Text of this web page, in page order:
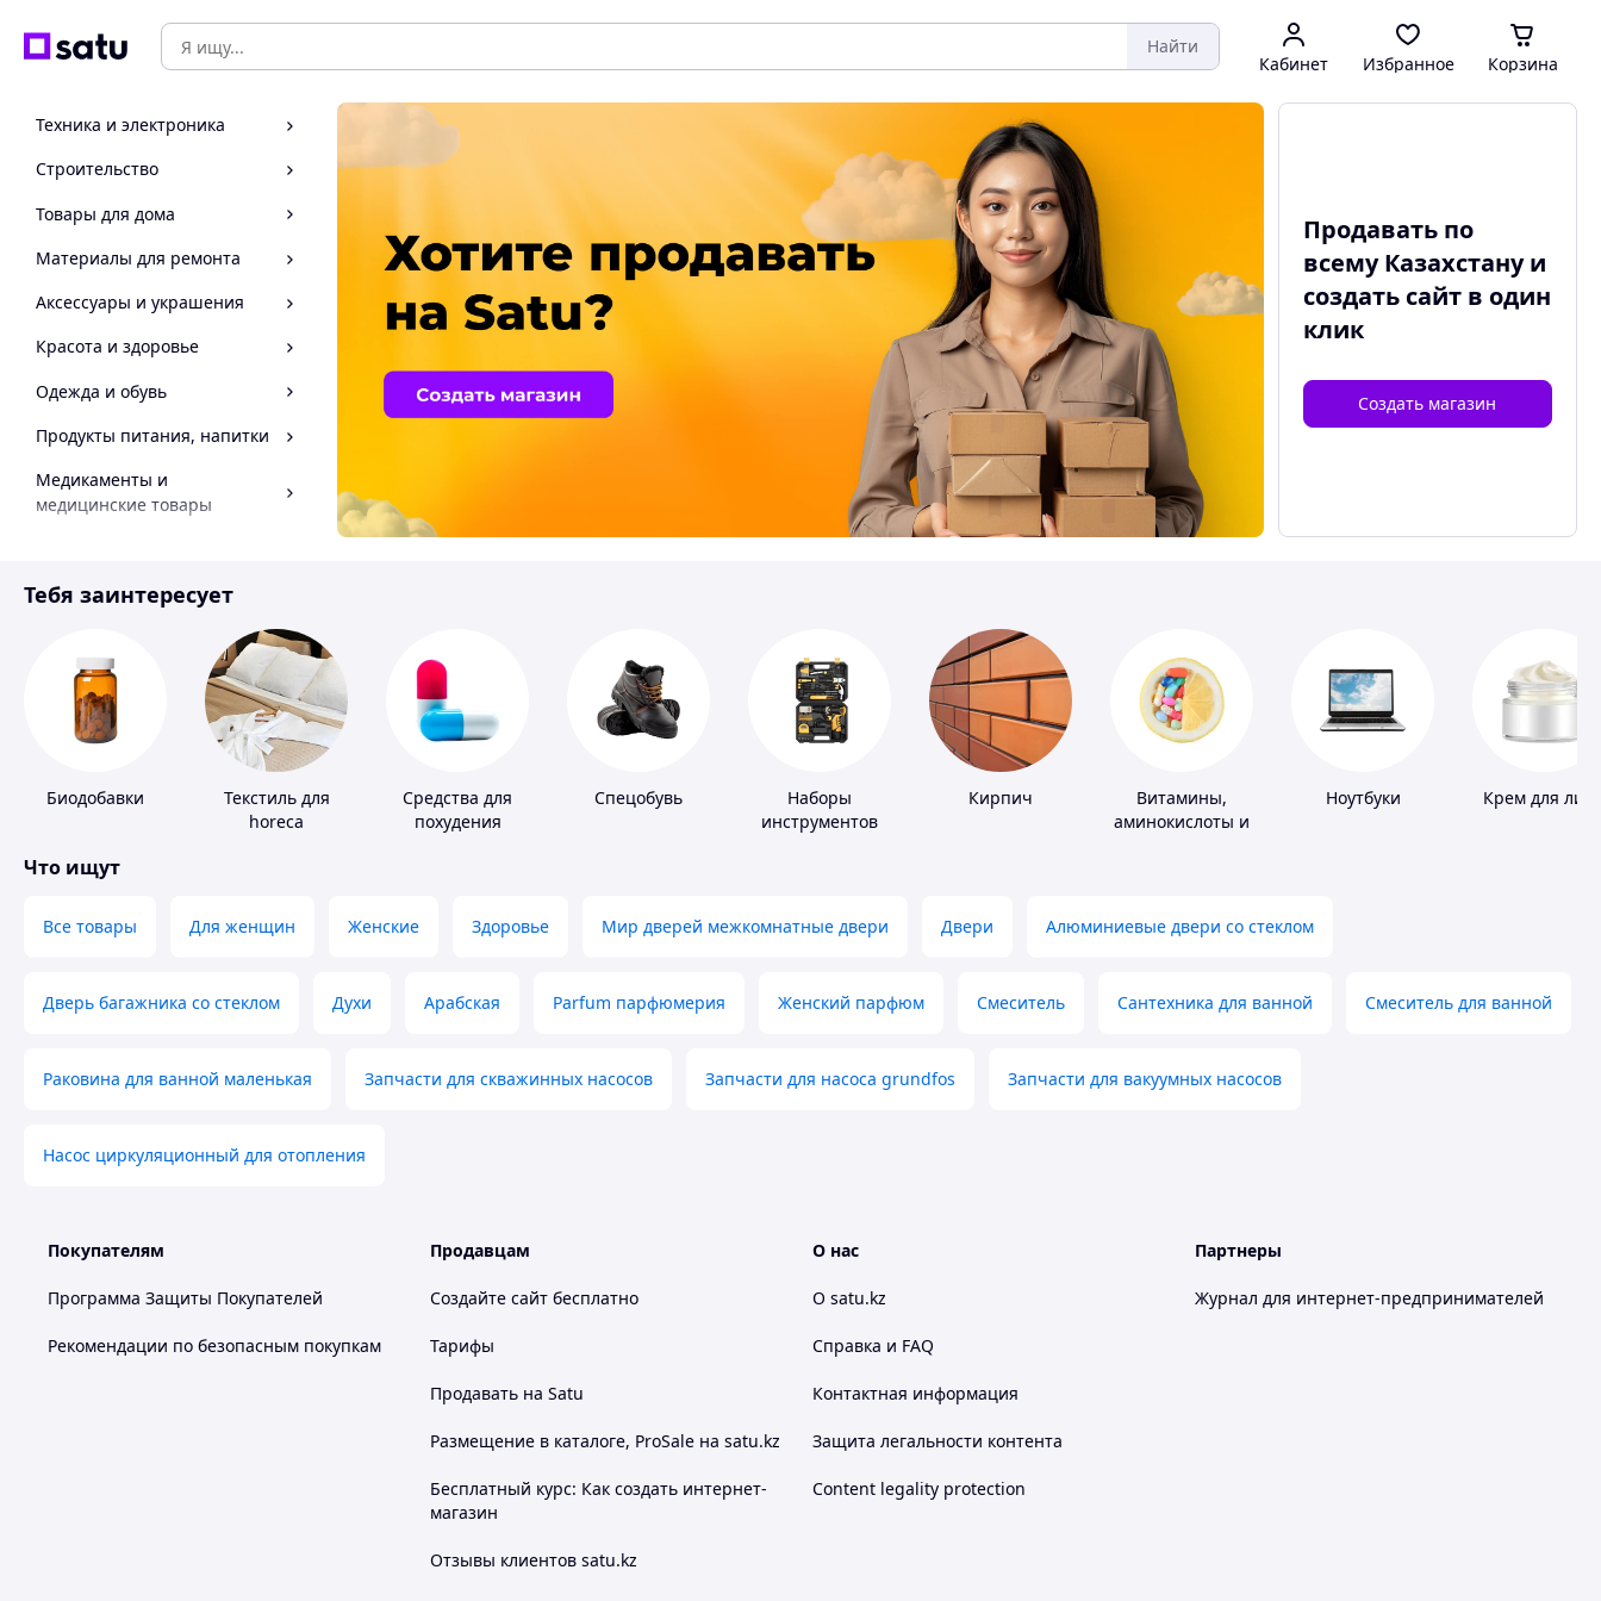
Найти
Кабинет Избранное Корзина
Техника и электроника
Строительство
Товары для дома
Материалы для ремонта
Аксессуары и украшения
Красота и здоровье
Одежда и обувь
Продукты питания, напитки
Медикаменты и
медицинские товары
Инструмент
Продавать по
всему Казахстану и
создать сайтв один
клик
Создать магазин
Тебя заинтересует
Биодобавки
Текстиль для
horeca
Средства для
похудения
Спецобувь
Наборы
инструментов
Кирпич
Витамины,
аминокислоты и
Ноутбуки Крем для
Что ищут
Все товары Для женщин Женские Здоровье Мир дверей межкомнатные двери Двери Алюминиевые двери со стеклом
Дверь багажника со стеклом Духи Арабская Parfum парфюмерия Женский парфюм Смеситель Сантехника для ванной Смеситель для ванной
Раковина для ванной маленькая Запчасти для скважинных насосов Запчасти для насоса grundfos Запчасти для вакуумных насосов
Насос циркуляционный для отопления
Покупателям
Программа Защиты Покупателей
Рекомендации по безопасным покупкам
Продавцам
Создайте сайт бесплатно
Тарифы
Продавать на Satu
Размещение в каталоге, ProSale на satu.kz
Бесплатный курс: Как создать интернет-
магазин
Отзывы клиентов satu.kz
О нас
О satu.kz
Справка и FAQ
Контактная информация
Защита легальности контента
Content legality protection
Партнеры
Журнал для интернет-предпринимателей